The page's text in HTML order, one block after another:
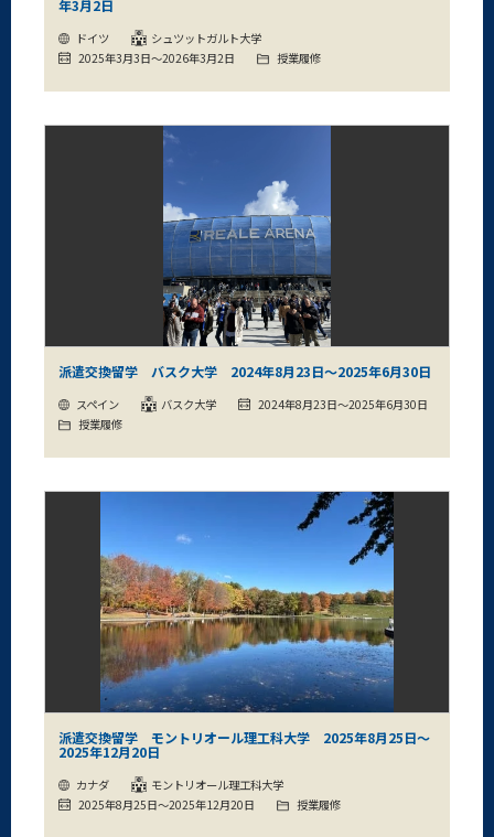
年3月2日
ドイツ
シュツットガルト大学
2025年3月3日～2026年3月2日
授業履修
派遣交換留学 バスク大学 2024年8月23日～2025年6月30日
スペイン バスク大学
2024年8月23日～2025年6月30日
授業履修
派遣交換留学 モントリオール理工科大学 2025年8月25日～
2025年12月20日
カナダ
モントリオール理工科大学
2025年8月25日～2025年12月20日
授業履修